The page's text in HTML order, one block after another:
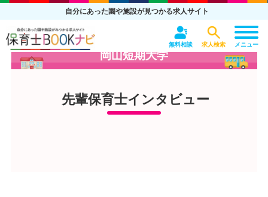
自分にあった園や施設が見つかる求人サイト
無料相談 求人検索 メニュー
岡山短期大学
先輩保育士インタビュー